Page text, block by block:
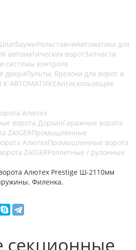
РольставниАвтоматика для
автоматических воротЗапчасти
системы контроля
двериПульты, брелоки для ворот и
К АВТОМАТИКЕАнтискользящие
Алютех
ворота ДорханГаражные ворота
ZAIGERПромышленные
АлютехПромышленные ворота
ZAIGERРоллетные / рулонные
Алютех Prestige Ш-2110мм
Филенка.
секционные